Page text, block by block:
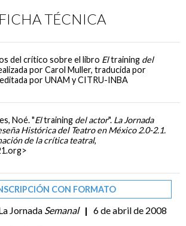
FICHA TÉCNICA
del crítico sobre el libro Eltraining del
por Carol Muller, traducida por
por UNAM y CITRU-INBA
Noé. "Eltraining del actor". La Jornada
Histórica del Teatro en México 2.0-2.1.
de la crítica teatral,
CON FORMATO
Jornada Semanal | 6 de abril de 2008